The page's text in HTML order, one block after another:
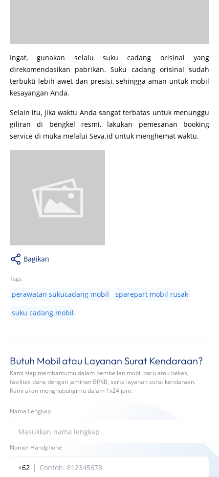
Ingat, gunakan selalu suku cadang orisinal yang
direkomendasikan pabrikan. Suku cadang orisinal sudah
terbukti lebih awet dan presisi, sehingga aman untuk mobil
kesayangan Anda.
Selain itu, jika waktu Anda sangat terbatas untuk menunggu
giliran di bengkel resmi, lakukan pemesanan booking
service di muka melalui Seva.id untuk menghemat waktu.
Bagikan
Tags:
perawatan sukucadang mobil
sparepart mobil rusak
suku cadang mobil
Butuh Mobil atau Layanan Surat Kendaraan?
Kami siap membantumu dalam pembelian mobil baru atau bekas,
fasilitas dana dengan jaminan BPKB, serta layanan surat kendaraan.
Kami akan menghubungimu dalam 1x24 jam.
Nama Lengkap
Nomor Handphone
+62